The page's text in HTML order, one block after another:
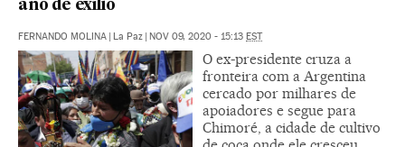
ano de exílio
FERNANDO MOLINA | La Paz | NOV 09, 2020 - 15:13 EST
O ex-presidente cruza a
fronteira com a Argentina
cercado por milhares de
apoiadores e segue para
Chimoré, a cidade de cultivo